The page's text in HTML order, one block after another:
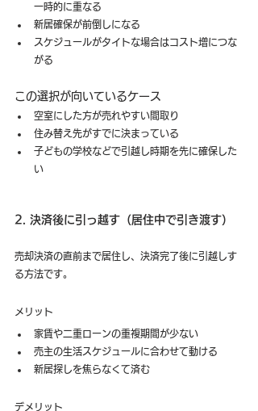
一時的に重なる
新居確保が前倒しになる
スケジュールがタイトな場合はコスト増につな
がる
この選択が向いているケース
空室にした方が売れやすい間取り
住み替え先がすでに決まっている
子どもの学校などで引越し時期を先に確保した
い
2. 決済後に引っ越す（居住中で引き渡す）
売却決済の直前まで居住し、決済完了後に引越しす
る方法です。
メリット
家賃や二重ローンの重複期間が少ない
売主の生活スケジュールに合わせて動ける
新居探しを焦らなくて済む
デメリット